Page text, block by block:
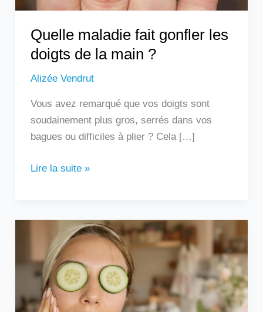
Quelle maladie fait gonfler les
doigts de la main ?
Alizée Vendrut
Vous avez remarqué que vos doigts sont
soudainement plus gros, serrés dans vos
bagues ou difficiles à plier ? Cela […]
?
Lire la suite »
remèdes
de
grand-
mère
pour